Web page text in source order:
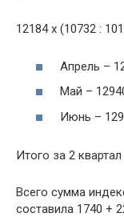
12184 х (10732 :
Апрель –
Май –
Июнь –
Итого за 2 квартал
Всего сумма
составила 1740 +